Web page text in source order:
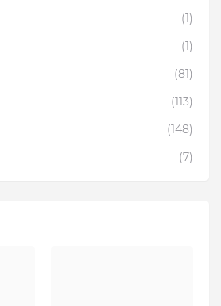
(1)
(1)
(81)
(113)
(148)
(7)